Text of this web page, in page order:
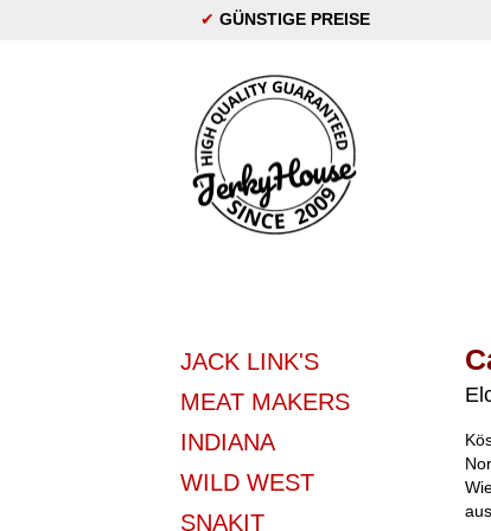
✔ GÜNSTIGE PREISE
JACK LINK'S
MEAT MAKERS
INDIANA
WILD WEST
SNAKIT